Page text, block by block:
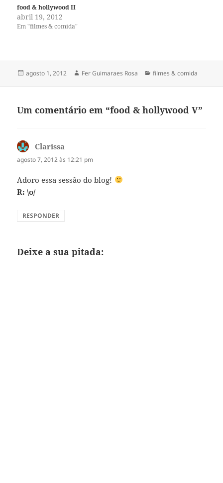
food & hollywood II
abril 19, 2012
Em "filmes & comida"
Publicado
agosto 1, 2012 Autor
Fer Guimaraes Rosa Categorias
filmes & comida
Um comentário em “food & hollywood V”
Clarissa
agosto 7, 2012 às 12:21 pm
Adoro essa sessão do blog!
R: \o/
RESPONDER
Deixe a sua pitada: